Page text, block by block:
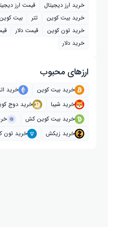
خرید ارز دیجیتال
قیمت ارز
خرید بیت‌ کوین
تتر بیت کوین
خرید تون کوین
قیمت دلار
خرید دلار
ارز‌های محبوب
خرید بیت کوین خرید
خرید شیبا
خرید دوج
خرید بیت کوین کش
خرید زیکش
خرید تون